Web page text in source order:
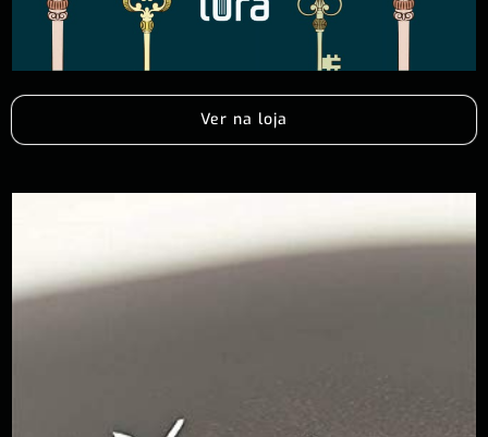
Ver na loja